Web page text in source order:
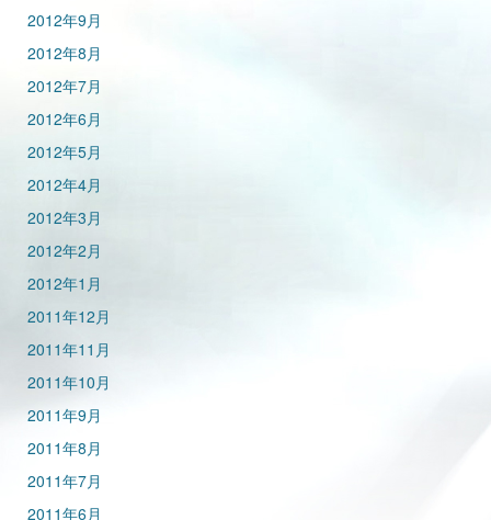
2012年9月
2012年8月
2012年7月
2012年6月
2012年5月
2012年4月
2012年3月
2012年2月
2012年1月
2011年12月
2011年11月
2011年10月
2011年9月
2011年8月
2011年7月
2011年6月